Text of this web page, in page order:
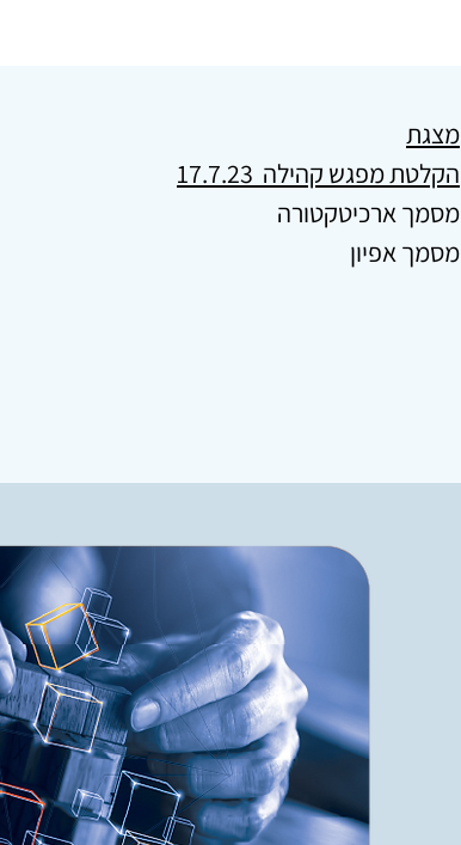
מצגת
הקלטת מפגש קהילה
מסמך ארכיטקטורה
מסמך אפיון